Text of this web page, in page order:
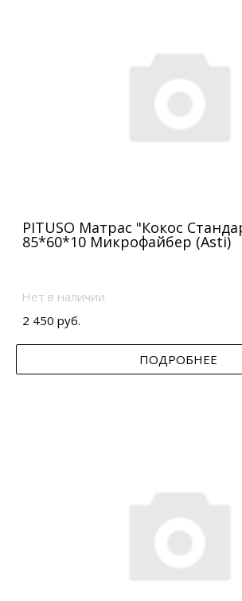
PITUSO Матрас "Кокос
85*60*10 Микрофайбер (Asti)
Нет в наличии
2 450 руб.
ПОДРОБНЕЕ